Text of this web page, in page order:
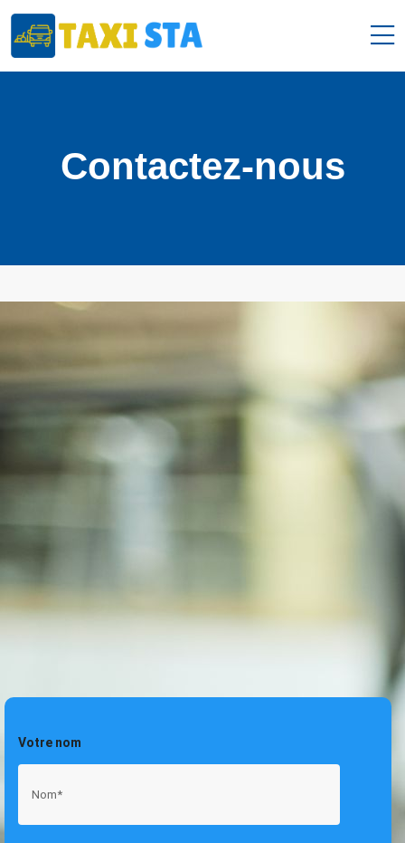
Contactez-nous
Votre nom